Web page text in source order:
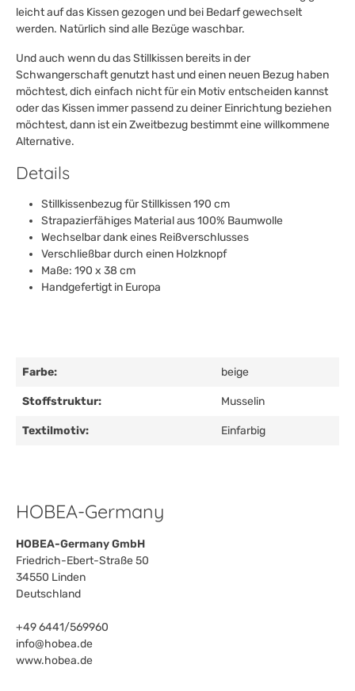
leicht auf das Kissen gezogen und bei Bedarf gewechselt
werden. Natürlich sind alle Bezüge waschbar.
Und auch wenn du das Stillkissen bereits in der
Schwangerschaft genutzt hast und einen neuen Bezug haben
möchtest, dich einfach nicht für ein Motiv entscheiden kannst
oder das Kissen immer passend zu deiner Einrichtung beziehen
möchtest, dann ist ein Zweitbezug bestimmt eine willkommene
Alternative.
Details
Stillkissenbezug für Stillkissen 190 cm
Strapazierfähiges Material aus 100% Baumwolle
Wechselbar dank eines Reißverschlusses
Verschließbar durch einen Holzknopf
Maße: 190 x 38 cm
Handgefertigt in Europa
Farbe: beige
Stoffstruktur: Musselin
Textilmotiv: Einfarbig
HOBEA-Germany
HOBEA-Germany GmbH
Friedrich-Ebert-Straße 50
34550 Linden
Deutschland
+49 6441/569960
info@hobea.de
www.hobea.de